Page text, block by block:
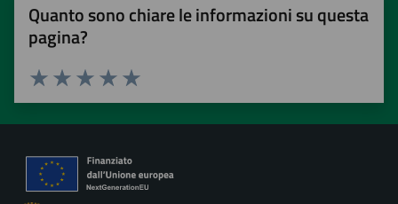
Quanto sono chiare le informazioni su questa
pagina?
Valuta 5 stelle su 5
Valuta 4 stelle su 5
Valuta 3 stelle su 5
Valuta 2 stelle su 5
Valuta 1 stelle su 5